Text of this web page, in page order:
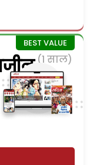
(1 साल)